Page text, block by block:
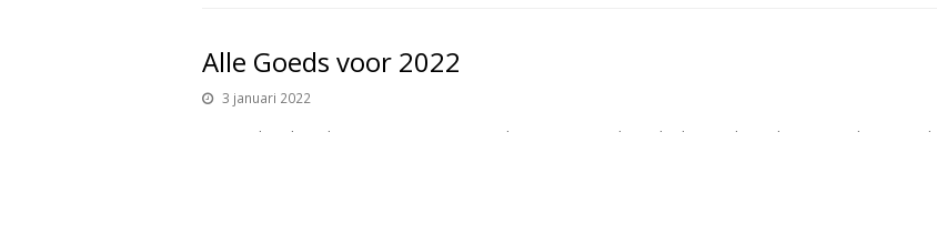
Alle Goeds voor 2022
3 januari 2022
Naar toch wel een bewogen jaar voor een ieder, wensen wij als Spekschoor Industriële Reiniging bv, een ieder